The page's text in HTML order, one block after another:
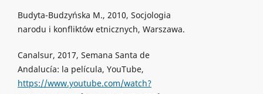
Budyta-Budzyńska M., 2010, Socjologia
narodu i konfliktów etnicznych, Warszawa.
Canalsur, 2017, Semana Santa de
Andalucía: la película, YouTube,
https://www.youtube.com/watch?